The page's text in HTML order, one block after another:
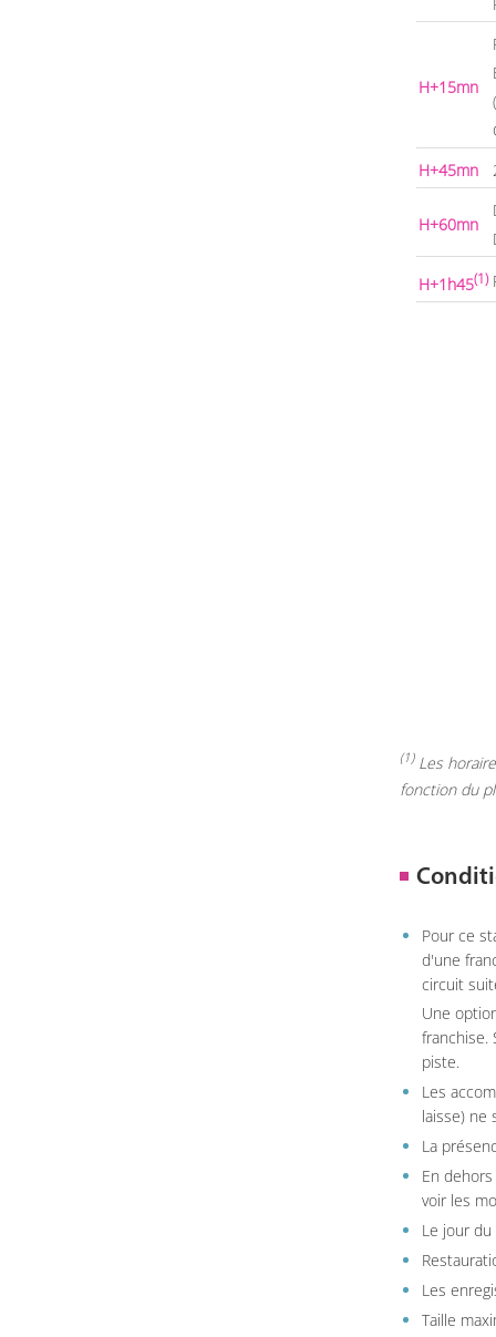
H+15mn
H+45mn
H+60mn
H+1h45(1)
(1)Les
fonction du
Pour ce
d'une
circuit
Une
franchise.
piste.
Les
laisse) ne
La
En
voir les
Le jour
Les
Taille